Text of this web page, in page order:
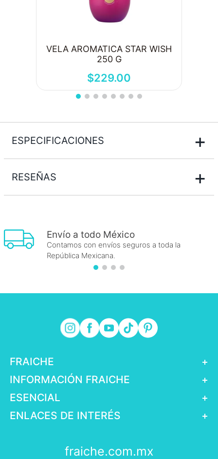
VELA AROMATICA STAR WISH
250 G
$229.00
ESPECIFICACIONES +
RESEÑAS +
Envío a todo México
Contamos con envíos seguros a toda la
República Mexicana.
FRAICHE
+
INFORMACIÓN FRAICHE
+
ESENCIAL
+
ENLACES DE INTERÉS
+
fraiche.com.mx